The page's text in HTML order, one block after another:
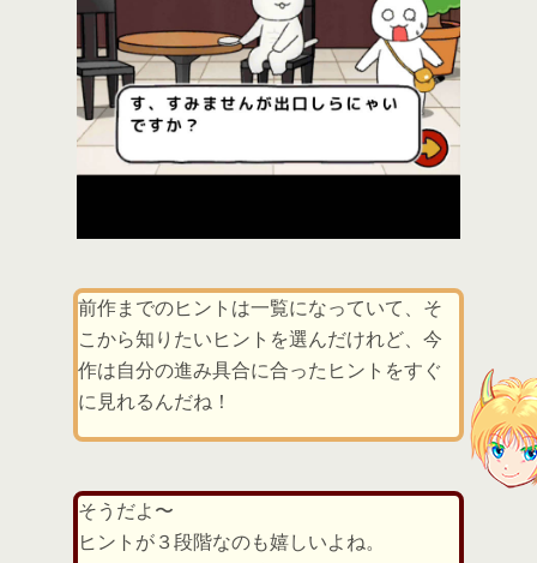
前作までのヒントは一覧になっていて、そ
こから知りたいヒントを選んだけれど、今
作は自分の進み具合に合ったヒントをすぐ
に見れるんだね！
そうだよ〜
ヒントが３段階なのも嬉しいよね。